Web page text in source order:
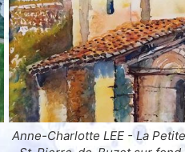
Nicolas WHITEHOUSE -